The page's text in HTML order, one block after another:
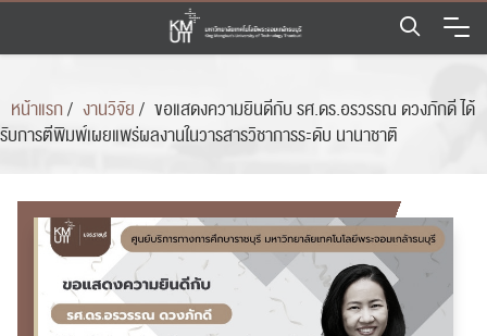
Skip
content
หน้าแรก/ งานวิจัย/ ขอแสดงความยินดีกับ รศ.ดร.อรวรรณ ดวงภักดี ได้
รับการตีพิมพ์เผยแพร่ผลงานในวารสารวิชาการระดับ นานาชาติ